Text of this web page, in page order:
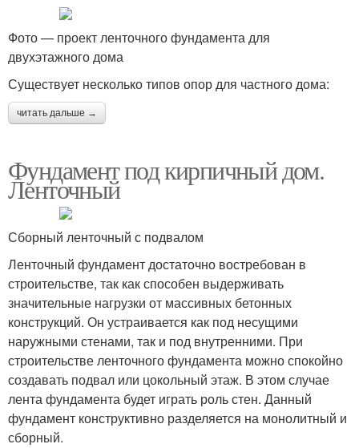
Фото — проект ленточного фундамента для
двухэтажного дома
Существует несколько типов опор для частного дома:
читать дальше →
Фундамент под кирпичный дом.
Ленточный
Сборный ленточный с подвалом
Ленточный фундамент достаточно востребован в
строительстве, так как способен выдерживать
значительные нагрузки от массивных бетонных
конструкций. Он устраивается как под несущими
наружными стенами, так и под внутренними. При
строительстве ленточного фундамента можно спокойно
создавать подвал или цокольный этаж. В этом случае
лента фундамента будет играть роль стен. Данный
фундамент конструктивно разделяется на монолитный и
сборный.